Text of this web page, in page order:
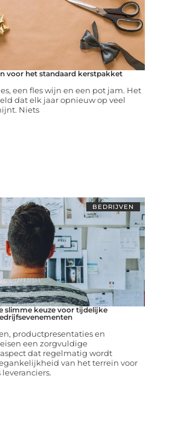
voor het standaard kerstpakket
een fles wijn en een pot jam. Het
dat elk jaar opnieuw op veel
Niets
BEDRIJVEN
slimme keuze voor tijdelijke
productpresentaties en
een zorgvuldige
dat regelmatig wordt
van het terrein voor